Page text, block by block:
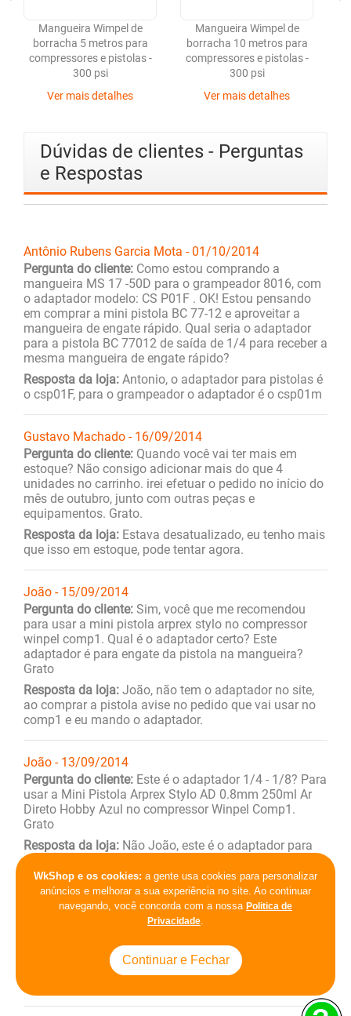
Mangueira Wimpel de
borracha 5 metros para
compressores e pistolas -
300 psi
Ver mais detalhes
Mangueira Wimpel de
borracha 10 metros para
compressores e pistolas -
300 psi
Ver mais detalhes
Dúvidas de clientes - Perguntas
e Respostas
Antônio Rubens Garcia Mota - 01/10/2014
Pergunta do cliente: Como estou comprando a
mangueira MS 17 -50D para o grampeador 8016, com
o adaptador modelo: CS P01F . OK! Estou pensando
em comprar a mini pistola BC 77-12 e aproveitar a
mangueira de engate rápido. Qual seria o adaptador
para a pistola BC 77012 de saída de 1/4 para receber a
mesma mangueira de engate rápido?
Resposta da loja: Antonio, o adaptador para pistolas é
o csp01F, para o grampeador o adaptador é o csp01m
Gustavo Machado - 16/09/2014
Pergunta do cliente: Quando você vai ter mais em
estoque? Não consigo adicionar mais do que 4
unidades no carrinho. irei efetuar o pedido no início do
mês de outubro, junto com outras peças e
equipamentos. Grato.
Resposta da loja: Estava desatualizado, eu tenho mais
que isso em estoque, pode tentar agora.
João - 15/09/2014
Pergunta do cliente: Sim, você que me recomendou
para usar a mini pistola arprex stylo no compressor
winpel comp1. Qual é o adaptador certo? Este
adaptador é para engate da pistola na mangueira?
Grato
Resposta da loja: João, não tem o adaptador no site,
ao comprar a pistola avise no pedido que vai usar no
comp1 e eu mando o adaptador.
João - 13/09/2014
Pergunta do cliente: Este é o adaptador 1/4 - 1/8? Para
usar a Mini Pistola Arprex Stylo AD 0.8mm 250ml Ar
Direto Hobby Azul no compressor Winpel Comp1.
Grato
Resposta da loja: Não João, este é o adaptador para
usar em engate rápido. Você precisa desse 1/4-1/8?
warlley - 15/5/2014
Este engate da para a mp105???
certo com essr engate...
Resposta da loja:
Sim , em qualquer pistola da certo,
WkShop e os cookies: a gente usa cookies para personalizar
anúncios e melhorar a sua experiência no site. Ao continuar
navegando, você concorda com a nossa Politica de
Privacidade.
Continuar e Fechar